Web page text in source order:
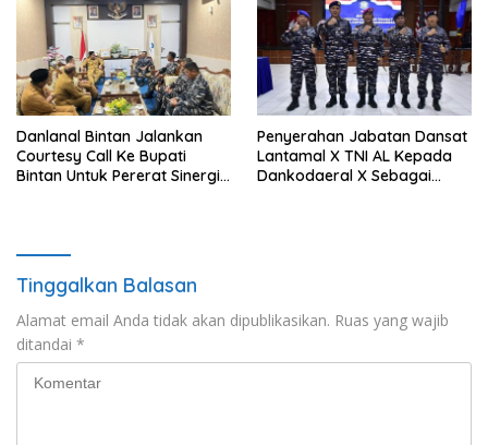
Danlanal Bintan Jalankan
Courtesy Call Ke Bupati
Bintan Untuk Pererat Sinergi
Penyerahan Jabatan Dansat
Lantamal X TNI AL Kepada
Dankodaeral X Sebagai
Tinggalkan Balasan
Alamat email Anda tidak akan dipublikasikan. Ruas yang wajib
ditandai *